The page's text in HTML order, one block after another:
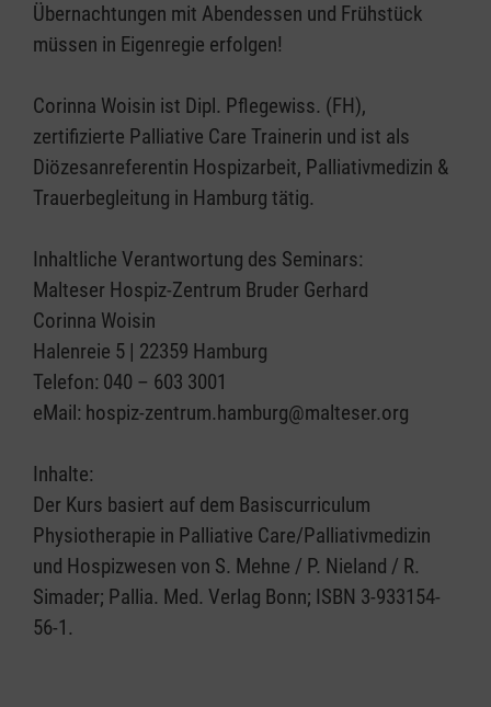
Übernachtungen mit Abendessen und Frühstück
müssen in Eigenregie erfolgen!
Corinna Woisin ist Dipl. Pflegewiss. (FH),
zertifizierte Palliative Care Trainerin und ist als
Diözesanreferentin Hospizarbeit, Palliativmedizin &
Trauerbegleitung in Hamburg tätig.
Inhaltliche Verantwortung des Seminars:
Malteser Hospiz-Zentrum Bruder Gerhard
Corinna Woisin
Halenreie 5 | 22359 Hamburg
Telefon: 040 – 603 3001
eMail: hospiz-zentrum.hamburg@malteser.org
Inhalte:
Der Kurs basiert auf dem Basiscurriculum
Physiotherapie in Palliative Care/Palliativmedizin
und Hospizwesen von S. Mehne / P. Nieland / R.
Simader; Pallia. Med. Verlag Bonn; ISBN 3-933154-
56-1.